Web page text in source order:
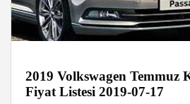
2019 Volkswagen Temmuz
Fiyat Listesi 2019-07-17